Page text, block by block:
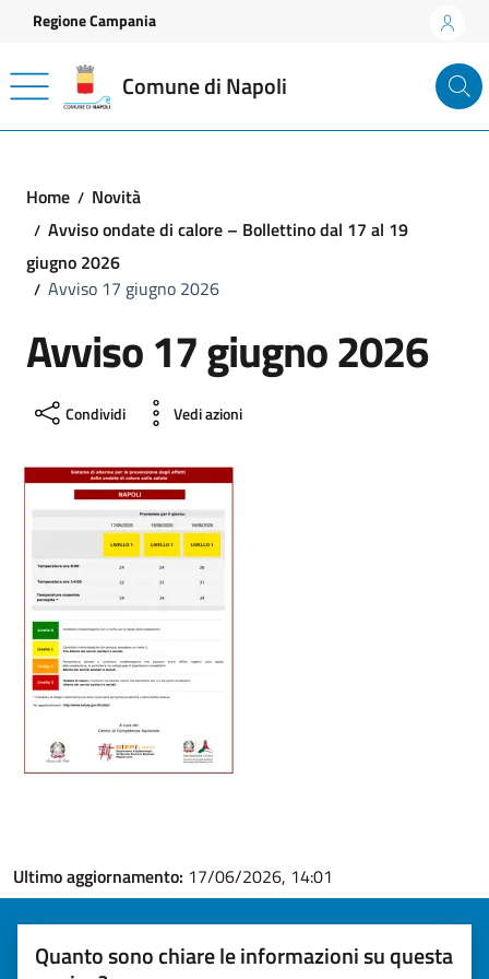
Vai ai contenuti
Vai al footer
Regione Campania
Comune di Napoli
Home
Novità
Avviso ondate di calore – Bollettino dal 17 al 19
giugno 2026
Avviso 17 giugno 2026
Avviso 17 giugno 2026
Condividi Vedi azioni
Ultimo aggiornamento: 17/06/2026, 14:01
Quanto sono chiare le informazioni su questa